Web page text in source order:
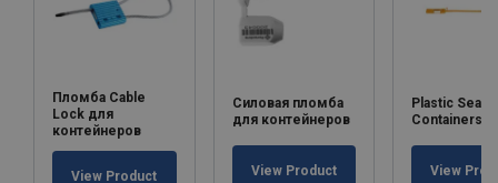
Пломба Cable
Lock для
контейнеров
View Product
Силовая пломба
для контейнеров
View Product
Plastic Seals
Containers
View